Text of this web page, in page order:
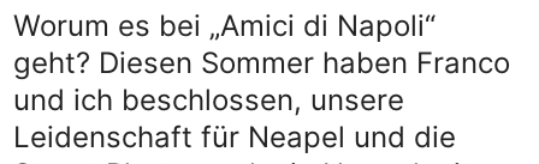
Worum es bei „Amici di Napoli“
geht? Diesen Sommer haben Franco
und ich beschlossen, unsere
Leidenschaft für Neapel und die